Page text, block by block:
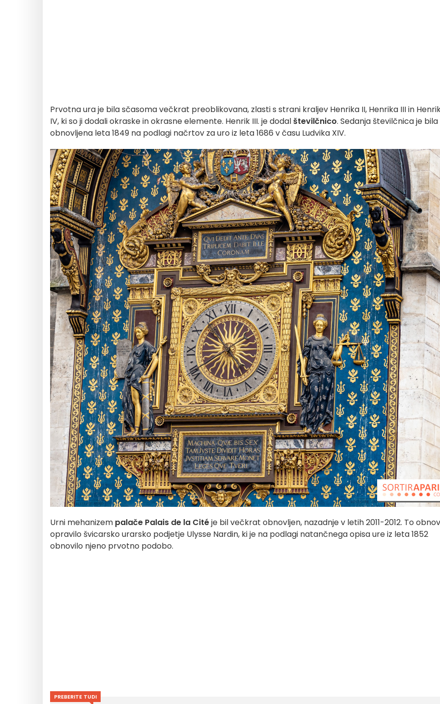
Prvotna ura je bila sčasoma večkrat preoblikovana, zlasti s strani kraljev Henrika II, Henrika III in
IV, ki so ji dodali okraske in okrasne elemente. Henrik III. je dodalštevilčnico. Sedanja številčnica je bila
obnovljena leta 1849 na podlagi načrtov za uro iz leta 1686 v času Ludvika XIV.
Urni mehanizem palače Palais de la Citéje bil večkrat obnovljen, nazadnje v letih 2011-2012. To
opravilo švicarsko urarsko podjetje Ulysse Nardin, ki je na podlagi natančnega opisa ure iz leta 1852
obnovilo njeno prvotno podobo.
PREBERITE TUDI